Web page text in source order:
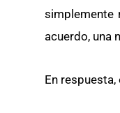
simplemente
acuerdo, una
En